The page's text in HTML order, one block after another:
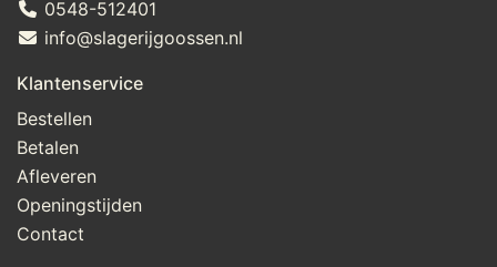
0548-512401
info@slagerijgoossen.nl
Klantenservice
Bestellen
Betalen
Afleveren
Openingstijden
Contact